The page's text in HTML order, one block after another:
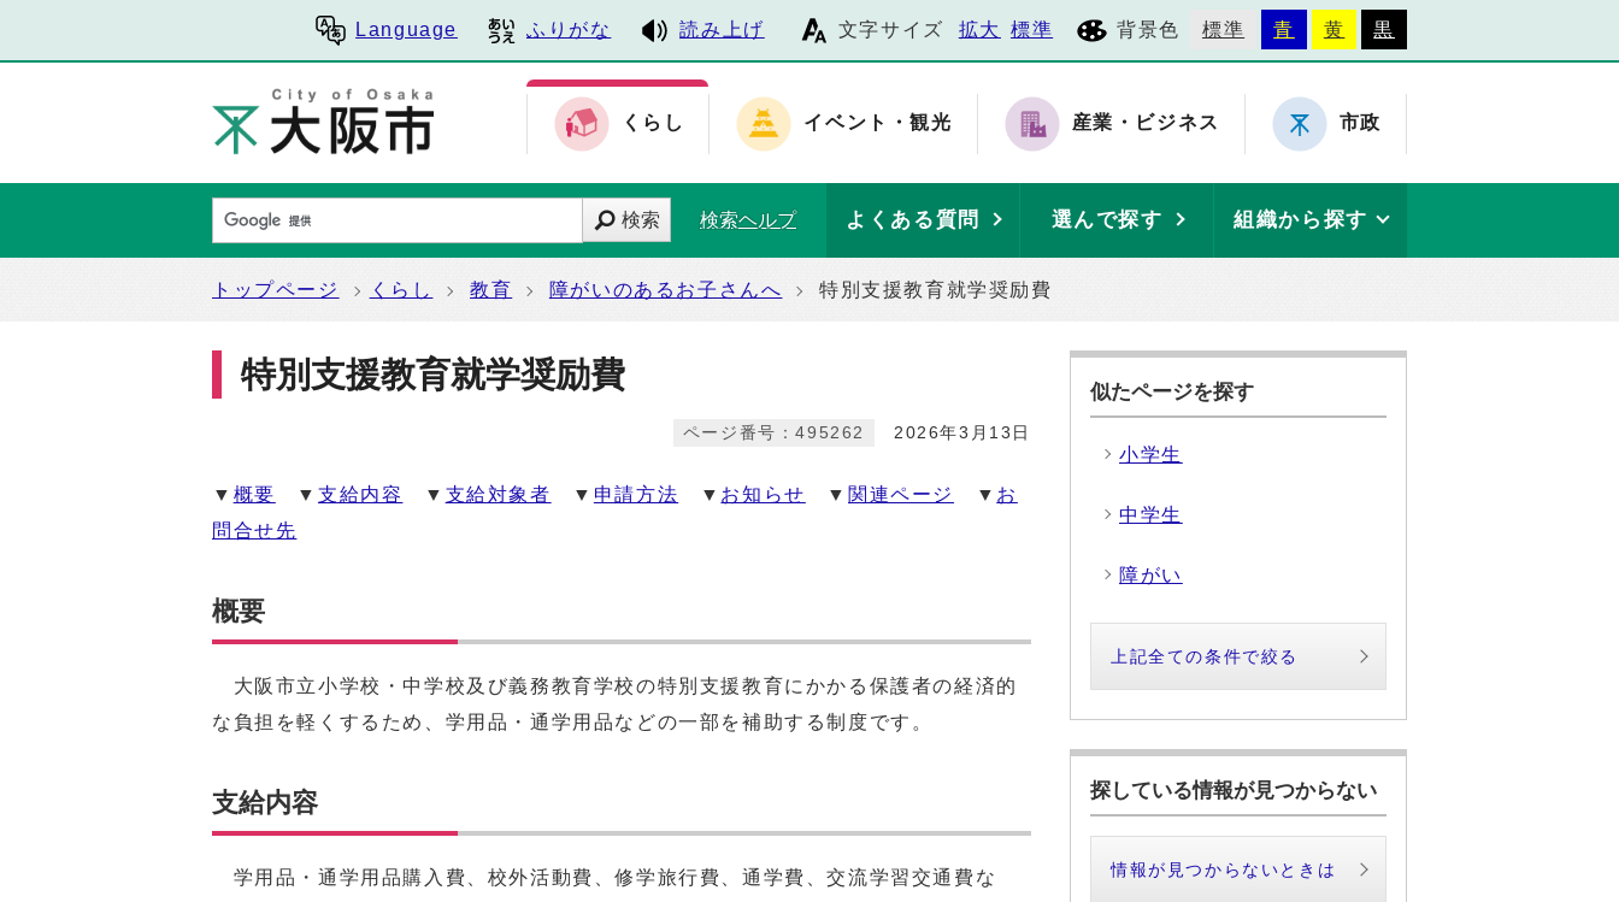
Language ふりがな 読み上げ 文字サイズ 拡大 標準 背景色 標準 青 黄 黒
くらし イベント・観光 産業・ビジネス 市政
検索 検索ヘルプ よくある質問 選んで探す 組織から探す
トップページ くらし 教育 障がいのあるお子さんへ 特別支援教育就学奨励費
特別支援教育就学奨励費
2026年3月13日
ページ番号：495262
▼ 概要 ▼支給内容 ▼ 支給対象者 ▼ 申請方法 ▼ お知らせ ▼ 関連ページ ▼ お
問合せ先
概要
大阪市立小学校・中学校及び義務教育学校の特別支援教育にかかる保護者の経済的
な負担を軽くするため、学用品・通学用品などの一部を補助する制度です。
支給内容
学用品・通学用品購入費、校外活動費、修学旅行費、通学費、交流学習交通費な
似たページを探す
小学生
中学生
障がい
上記全ての条件で絞る
探している情報が見つからない
情報が見つからないときは